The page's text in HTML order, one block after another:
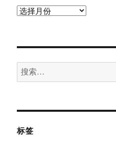
归
搜
索：
标签